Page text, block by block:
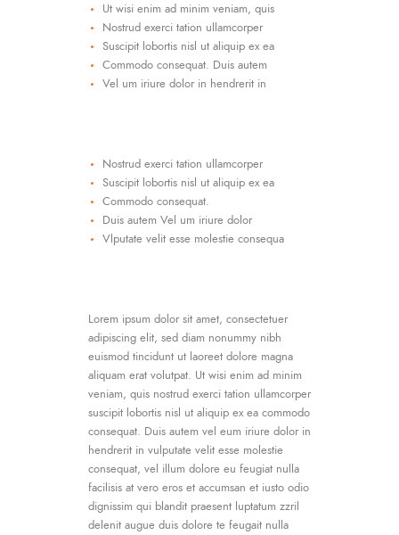
Ut wisi enim ad minim veniam, quis
Nostrud exerci tation ullamcorper
Suscipit lobortis nisl ut aliquip ex ea
Commodo consequat. Duis autem
Vel um iriure dolor in hendrerit in
Nostrud exerci tation ullamcorper
Suscipit lobortis nisl ut aliquip ex ea
Commodo consequat.
Duis autem Vel um iriure dolor
Vlputate velit esse molestie consequa
Lorem ipsum dolor sit amet, consectetuer
adipiscing elit, sed diam nonummy nibh
euismod tincidunt ut laoreet dolore magna
aliquam erat volutpat. Ut wisi enim ad minim
veniam, quis nostrud exerci tation ullamcorper
suscipit lobortis nisl ut aliquip ex ea commodo
consequat. Duis autem vel eum iriure dolor in
hendrerit in vulputate velit esse molestie
consequat, vel illum dolore eu feugiat nulla
facilisis at vero eros et accumsan et iusto odio
dignissim qui blandit praesent luptatum zzril
delenit augue duis dolore te feugait nulla